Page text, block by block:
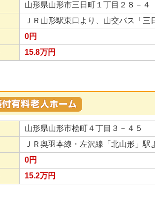
山形県山形市三日町１丁目２８－４
ＪＲ山形駅東口より、山交バス「三
0円
15.8万円
山形県山形市桧町４丁目３－４５
ＪＲ奥羽本線・左沢線「北山形」駅
0円
15.2万円